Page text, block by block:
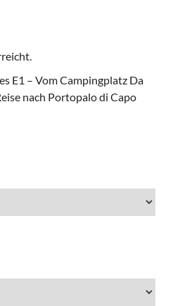
E1 – Vom Campingplatz Da
nach Portopalo di Capo